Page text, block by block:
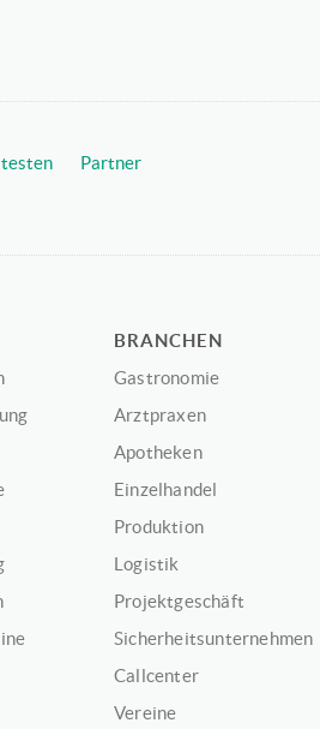
Partner
BRANCHEN
Gastronomie
Arztpraxen
Apotheken
Einzelhandel
Produktion
Logistik
Projektgeschäft
Sicherheitsunternehmen
Callcenter
Vereine